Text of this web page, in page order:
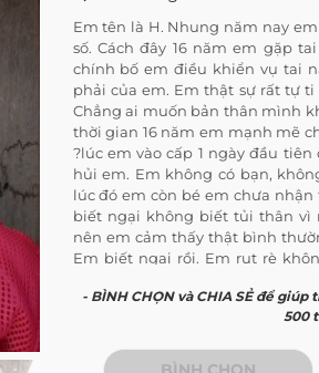
Em tên là H. Nhung năm nay
số. Cách đây 16 năm em gặp
chính bố em điều khiển vụ tai
phải của em. Em thật sự rất tự
Chẳng ai muốn bản thân mình
thời gian 16 năm em mạnh mẽ
?lúc em vào cấp 1 ngày đầu
hủi em. Em không có bạn,
lúc đó em còn bé em chưa
biết ngại không biết tủi thân vì
nên em cảm thấy thật bình
Em biết ngại rồi. Em rụt rè
&quot;Nửa Mặt Quỷ Nửa Mặt
trên đời lại có đứa như
em ba mẹ chẳng nói gì nhưng
- BÌNH CHỌN và CHIA SẺ để
500